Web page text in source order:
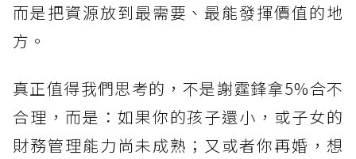
而是把資源放到最需要、最能發揮價值的地
方。
真正值得我們思考的，不是謝霆鋒拿5%合不
合理，而是：如果你的孩子還小，或子女的
財務管理能力尚未成熟；又或者你再婚，想